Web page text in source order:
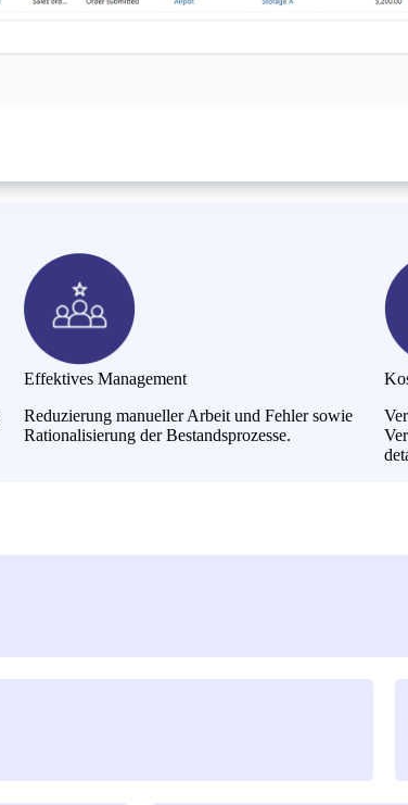
Effektives Management
Reduzierung manueller Arbeit und Fehler sowie
Rationalisierung der Bestandsprozesse.